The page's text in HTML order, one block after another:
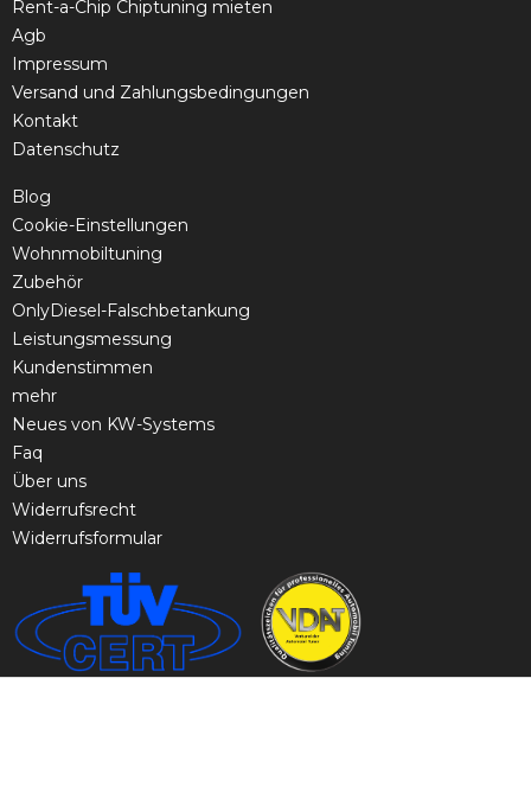
Rent-a-Chip Chiptuning mieten
Agb
Impressum
Versand und Zahlungsbedingungen
Kontakt
Datenschutz
Blog
Cookie-Einstellungen
Wohnmobiltuning
Zubehör
OnlyDiesel-Falschbetankung
Leistungsmessung
Kundenstimmen
mehr
Neues von KW-Systems
Faq
Über uns
Widerrufsrecht
Widerrufsformular